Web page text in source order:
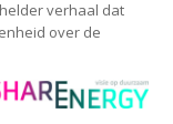
verhaal dat
over de
Share-Energy bv
Edisonstraat 68A
info@Share-Energy.nl